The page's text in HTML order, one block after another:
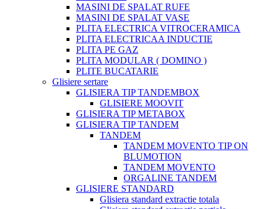
MASINI DE SPALAT RUFE
MASINI DE SPALAT VASE
PLITA ELECTRICA VITROCERAMICA
PLITA ELECTRICAA INDUCTIE
PLITA PE GAZ
PLITA MODULAR ( DOMINO )
PLITE BUCATARIE
Glisiere sertare
GLISIERA TIP TANDEMBOX
GLISIERE MOOVIT
GLISIERA TIP METABOX
GLISIERA TIP TANDEM
TANDEM
TANDEM MOVENTO TIP ON
BLUMOTION
TANDEM MOVENTO
ORGALINE TANDEM
GLISIERE STANDARD
Glisiera standard extractie totala